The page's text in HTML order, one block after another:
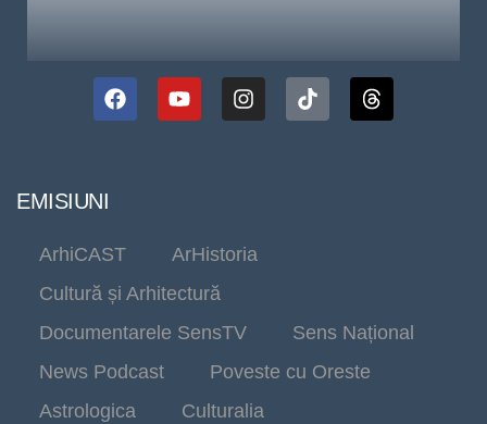
EMISIUNI
ArhiCAST
ArHistoria
Cultură și Arhitectură
Documentarele SensTV
Sens Național
News Podcast
Poveste cu Oreste
Astrologica
Culturalia